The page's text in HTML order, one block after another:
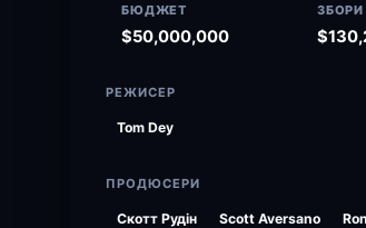
БЮДЖЕТ
$50,000,000
ЗБОРИ
РЕЖИСЕР
Tom Dey
ПРОДЮСЕРИ
Скотт Рудін Scott Aversano